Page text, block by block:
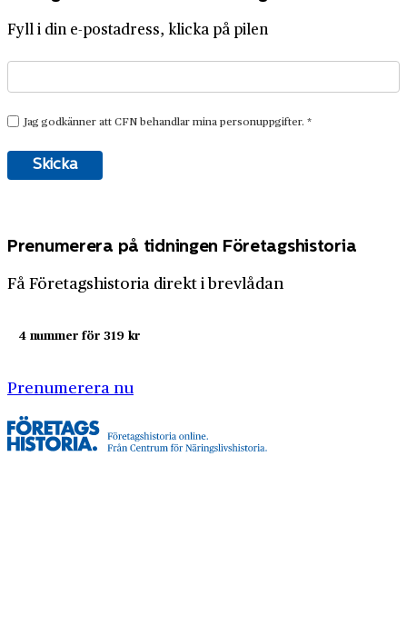
Fyll i din e-postadress, klicka på pilen
Prenumerera på tidningen Företagshistoria
Få Företagshistoria direkt i brevlådan
4 nummer för 319 kr
Prenumerera nu